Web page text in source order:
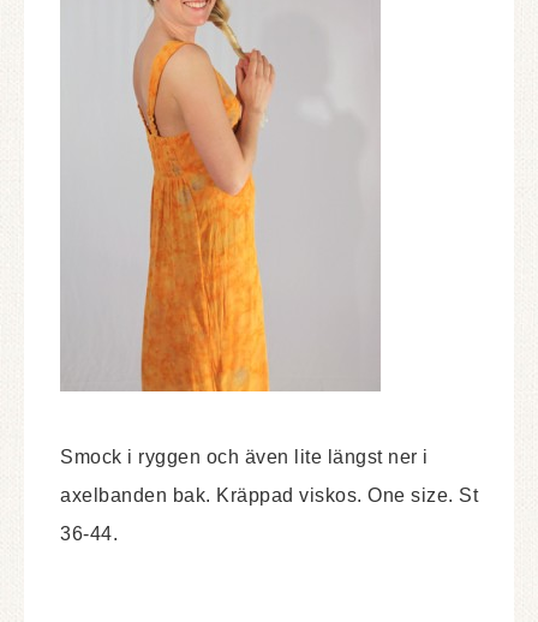
Smock i ryggen och även lite längst ner i
axelbanden bak. Kräppad viskos. One size. St
36-44.